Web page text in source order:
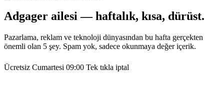
Adgager ailesi — haftalık, kısa, dürüst.
Pazarlama, reklam ve teknoloji dünyasından bu hafta gerçekten
önemli olan 5 şey. Spam yok, sadece okunmaya değer içerik.
Ücretsiz Cumartesi 09:00 Tek tıkla iptal